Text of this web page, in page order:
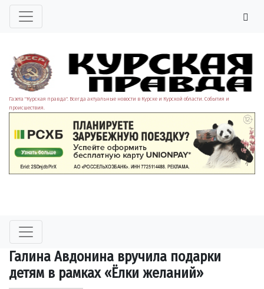
Газета "Курская правда". Всегда актуальные новости в Курске и Курской области. События и
происшествия.
Галина Авдонина вручила подарки
детям в рамках «Ёлки желаний»